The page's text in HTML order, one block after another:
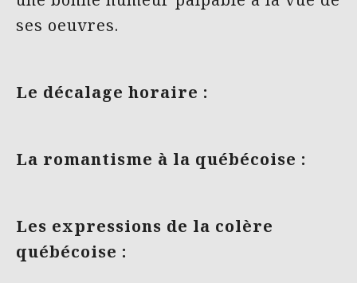
ses oeuvres.
Le décalage horaire :
La romantisme à la québécoise :
Les expressions de la colère
québécoise :